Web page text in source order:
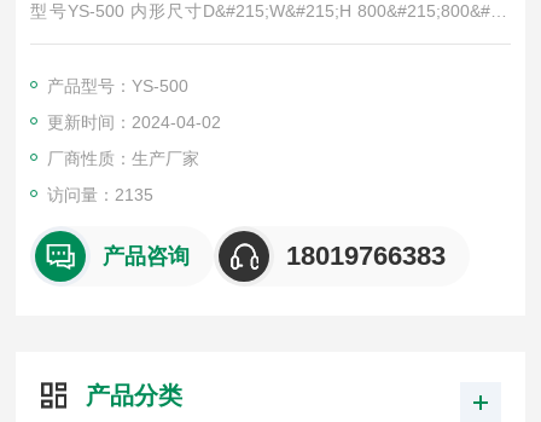
型号YS-500 内形尺寸D&#215;W&#215;H 800&#215;800&#21
5;800
验，如外部照明和信号装置及汽车灯具外壳防护，满足GB4208
标准IP代码第2位表征数3、4的防护试验，也可根据试验要求制
造符合其它标准试验的试验机。
产品型号：YS-500
更新时间：2024-04-02
厂商性质：生产厂家
访问量：2135
产品咨询 18019766383
产品分类